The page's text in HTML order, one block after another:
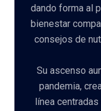
dando forma al
bienestar
consejos de
Su ascenso
pandemia,
línea